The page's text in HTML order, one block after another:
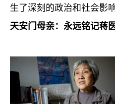
生了深刻的政治和社会影响
天安门母亲：永远铭记蒋